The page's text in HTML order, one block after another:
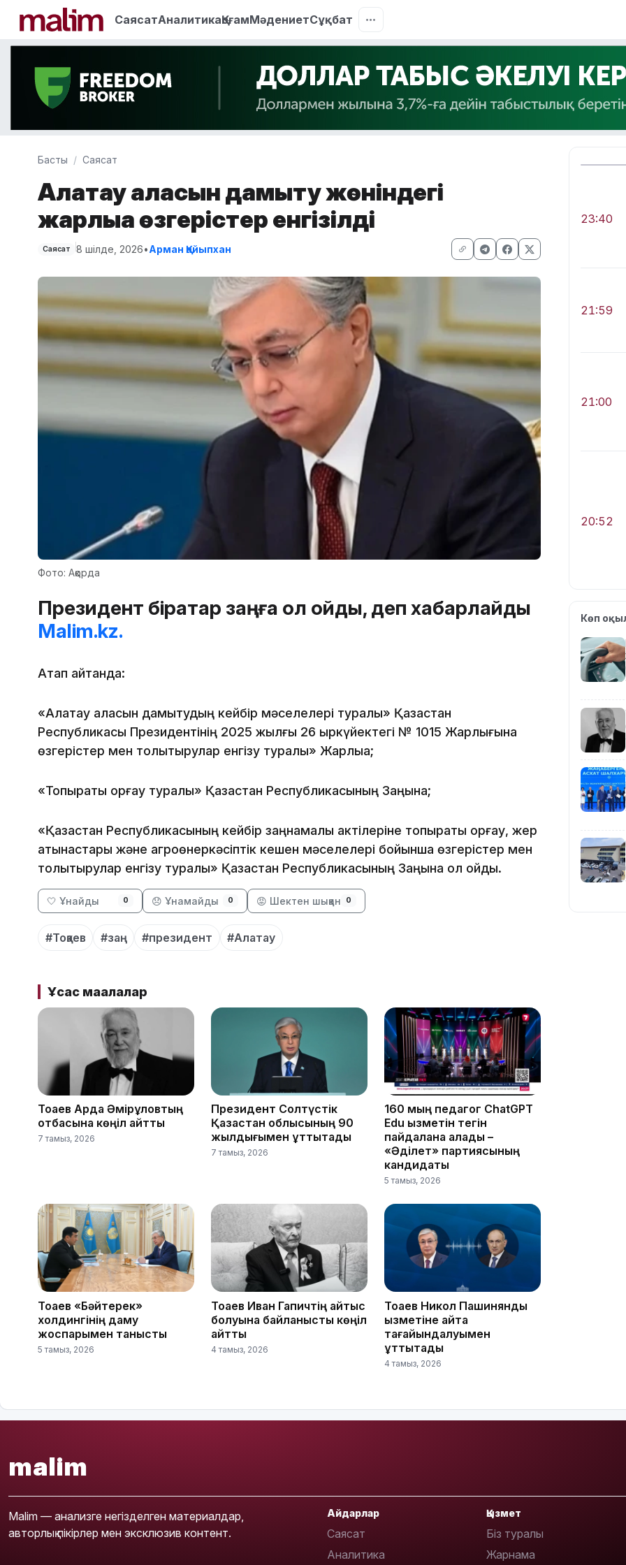
СаясатАналитикаҚоғамМәдениетСұқбат
Басты Саясат
Алатау қаласын дамыту жөніндегі
жарлыққа өзгерістер енгізілді
Саясат 8 шілде, 2026•Арман Қайыпхан
Фото: Ақорда
Президент бірқатар заңға қол қойды, деп хабарлайды
Malim.kz.
Атап айтқанда:
«Алатау қаласын дамытудың кейбір мәселелері туралы» Қазақстан
Республикасы Президентінің 2025 жылғы 26 қыркүйектегі № 1015 Жарлығына
өзгерістер мен толықтырулар енгізу туралы» Жарлыққа;
«Топырақты қорғау туралы» Қазақстан Республикасының Заңына;
«Қазақстан Республикасының кейбір заңнамалық актілеріне топырақты қорғау, жер
қатынастары және агроөнеркәсіптік кешен мәселелері бойынша өзгерістер мен
толықтырулар енгізу туралы» Қазақстан Республикасының Заңына қол қойды.
🤍 Ұнайды 0 😞 Ұнамайды 0 😡 Шектен шыққан 0
#Тоқаев #заң #президент #Алатау
Ұқсас мақалалар
Тоқаев Ардақ Әмірқұловтың
отбасына көңіл айтты
7 тамыз, 2026
Президент Солтүстік
Қазақстан облысының 90
жылдығымен құттықтады
7 тамыз, 2026
160 мың педагог ChatGPT
Edu қызметін тегін
пайдалана алады –
«Әділет» партиясының
кандидаты
5 тамыз, 2026
Тоқаев «Бәйтерек»
холдингінің даму
жоспарымен танысты
5 тамыз, 2026
Тоқаев Иван Гапичтің қайтыс
болуына байланысты көңіл
айтты
4 тамыз, 2026
Тоқаев Никол Пашинянды
қызметіне қайта
тағайындалуымен
құттықтады
4 тамыз, 2026
23:40
21:59
21:00
20:52
19:39
17:34
Көп
malim
Malim — анализге негізделген материалдар,
авторлық пікірлер мен эксклюзив контент.
Айдарлар
Саясат
Аналитика
Қызмет
Біз туралы
Жарнама